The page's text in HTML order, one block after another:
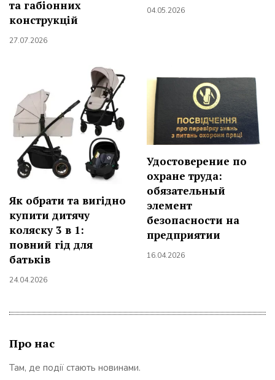
та габіонних
конструкцій
27.07.2026
04.05.2026
Як обрати та вигідно
купити дитячу
коляску 3 в 1:
повний гід для
батьків
24.04.2026
Удостоверение по
охране труда:
обязательный
элемент
безопасности на
предприятии
16.04.2026
Про нас
Там, де події стають новинами.